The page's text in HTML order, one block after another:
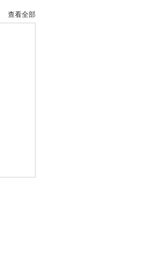
查看全部